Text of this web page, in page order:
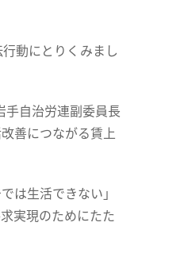
動にとりくみまし
自治労連副委員長
善につながる賃上
は生活できない」
実現のためにたた